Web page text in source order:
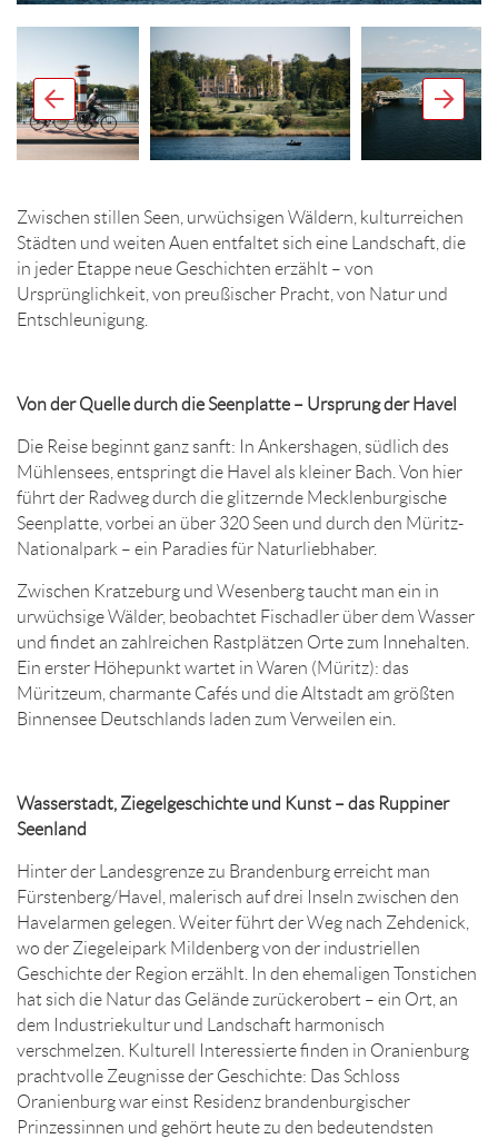
Zwischen stillen Seen, urwüchsigen Wäldern, kulturreichen
Städten und weiten Auen entfaltet sich eine Landschaft, die
in jeder Etappe neue Geschichten erzählt – von
Ursprünglichkeit, von preußischer Pracht, von Natur und
Entschleunigung.
Von der Quelle durch die Seenplatte – Ursprung der Havel
Die Reise beginnt ganz sanft: In Ankershagen, südlich des
Mühlensees, entspringt die Havel als kleiner Bach. Von hier
führt der Radweg durch die glitzernde Mecklenburgische
Seenplatte, vorbei an über 320 Seen und durch den Müritz-
Nationalpark – ein Paradies für Naturliebhaber.
Zwischen Kratzeburg und Wesenberg taucht man ein in
urwüchsige Wälder, beobachtet Fischadler über dem Wasser
und findet an zahlreichen Rastplätzen Orte zum Innehalten.
Ein erster Höhepunkt wartet in Waren (Müritz): das
Müritzeum, charmante Cafés und die Altstadt am größten
Binnensee Deutschlands laden zum Verweilen ein.
Wasserstadt, Ziegelgeschichte und Kunst – das Ruppiner
Seenland
Hinter der Landesgrenze zu Brandenburg erreicht man
Fürstenberg/Havel, malerisch auf drei Inseln zwischen den
Havelarmen gelegen. Weiter führt der Weg nach Zehdenick,
wo der Ziegeleipark Mildenberg von der industriellen
Geschichte der Region erzählt. In den ehemaligen Tonstichen
hat sich die Natur das Gelände zurückerobert – ein Ort, an
dem Industriekultur und Landschaft harmonisch
verschmelzen. Kulturell Interessierte finden in Oranienburg
prachtvolle Zeugnisse der Geschichte: Das Schloss
Oranienburg war einst Residenz brandenburgischer
Prinzessinnen und gehört heute zu den bedeutendsten